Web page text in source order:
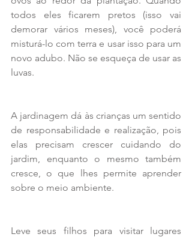
todos eles ficarem pretos (isso vai
demorar vários meses), você poderá
misturá-lo com terra e usar isso para um
novo adubo. Não se esqueça de usar as
luvas.
A jardinagem dá às crianças um sentido
de responsabilidade e realização, pois
elas precisam crescer cuidando do
jardim, enquanto o mesmo também
cresce, o que lhes permite aprender
sobre o meio ambiente.
Leve seus filhos para visitar lugares